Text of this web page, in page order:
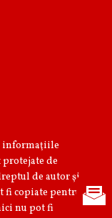
informaţiile
de
de autor şi
fi copiate pentru
nu pot fi